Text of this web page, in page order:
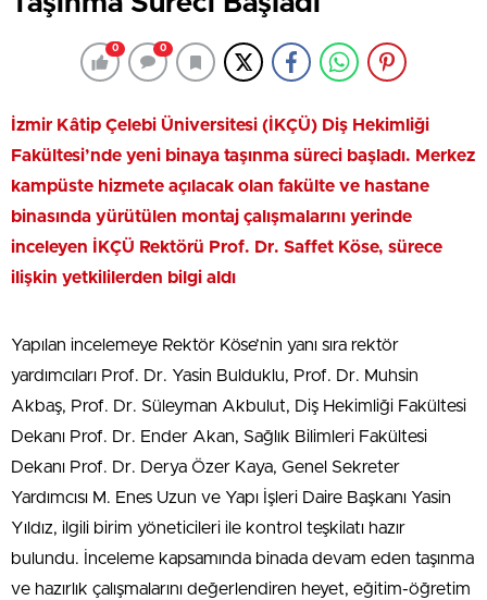
0 0
İzmir Kâtip Çelebi Üniversitesi (İKÇÜ) Diş Hekimliği
Fakültesi’nde yeni binaya taşınma süreci başladı. Merkez
kampüste hizmete açılacak olan fakülte ve hastane
binasında yürütülen montaj çalışmalarını yerinde
inceleyen İKÇÜ Rektörü Prof. Dr. Saffet Köse, sürece
ilişkin yetkililerden bilgi aldı
Yapılan incelemeye Rektör Köse’nin yanı sıra rektör
yardımcıları Prof. Dr. Yasin Bulduklu, Prof. Dr. Muhsin
Akbaş, Prof. Dr. Süleyman Akbulut, Diş Hekimliği Fakültesi
Dekanı Prof. Dr. Ender Akan, Sağlık Bilimleri Fakültesi
Dekanı Prof. Dr. Derya Özer Kaya, Genel Sekreter
Yardımcısı M. Enes Uzun ve Yapı İşleri Daire Başkanı Yasin
Yıldız, ilgili birim yöneticileri ile kontrol teşkilatı hazır
bulundu. İnceleme kapsamında binada devam eden taşınma
ve hazırlık çalışmalarını değerlendiren heyet, eğitim-öğretim